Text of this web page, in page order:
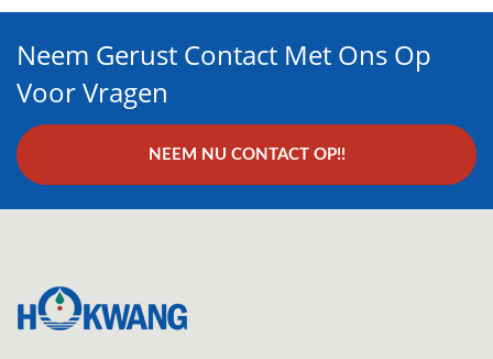
Neem Gerust Contact Met Ons Op
Voor Vragen
NEEM NU CONTACT OP!!